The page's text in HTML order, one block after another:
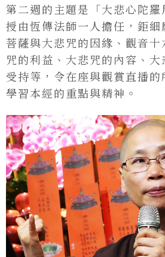
第二週的主題是「大悲心陀
授由恆傳法師一人擔任，鉅
菩薩與大悲咒的因緣、觀音
咒的利益、大悲咒的內容、
受持等，令在座與觀賞直播
學習本經的重點與精神。